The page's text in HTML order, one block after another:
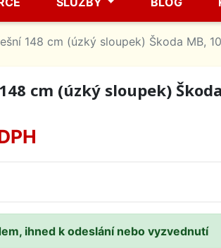
148 cm (úzký sloupek) Škoda MB,
cm (úzký sloupek)
ihned k odeslání nebo vyzvednutí